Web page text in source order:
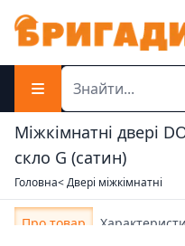
Міжкімнатні двері
скло G (сатин)
Головна< Двері міжкімнатні
Про товар